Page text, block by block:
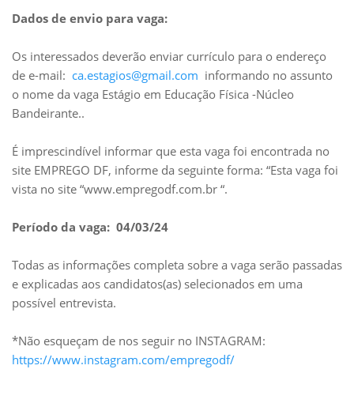
Dados de envio para vaga:
Os interessados deverão enviar currículo para o endereço
de e-mail: ca.estagios@gmail.com informando no assunto
o nome da vaga Estágio em Educação Física -Núcleo
Bandeirante..
É imprescindível informar que esta vaga foi encontrada no
site EMPREGO DF, informe da seguinte forma: “Esta vaga foi
vista no site “www.empregodf.com.br “.
Período da vaga: 04/03/24
Todas as informações completa sobre a vaga serão passadas
e explicadas aos candidatos(as) selecionados em uma
possível entrevista.
*Não esqueçam de nos seguir no INSTAGRAM:
https://www.instagram.com/empregodf/